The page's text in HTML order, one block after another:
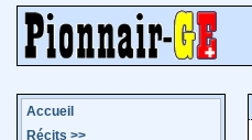
Accueil
Récits >>